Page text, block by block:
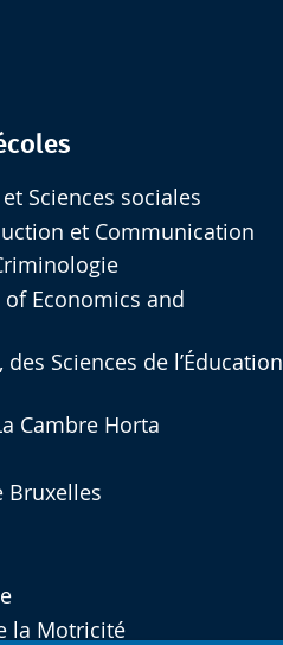
Sciences sociales
et Communication
of Economics and
Sciences de l’Éducation
Cambre Horta
Bruxelles
la Motricité